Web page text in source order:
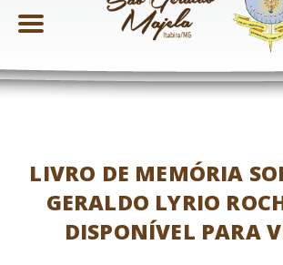
LIVRO DE MEMÓRIA
GERALDO LYRIO
DISPONÍVEL PARA